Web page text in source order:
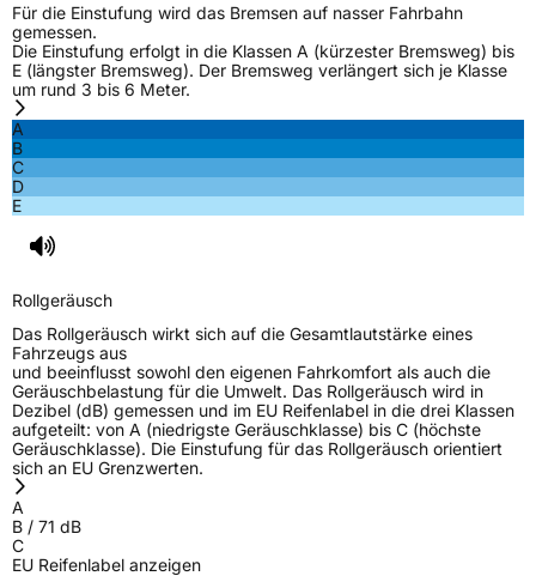
3PMSF / Schneeflockensymbol / Alpine-Symbol Nein
EPREL ID
Allgemeine Produktsicherheit (GPSR)
Für die Einstufung wird das Bremsen auf nasser Fahrbahn
gemessen.
Die Einstufung erfolgt in die Klassen A (kürzester Bremsweg) bis
E (längster Bremsweg). Der Bremsweg verlängert sich je Klasse
um rund 3 bis 6 Meter.
A
B
C
D
E
Rollgeräusch
Das Rollgeräusch wirkt sich auf die Gesamtlautstärke eines
Fahrzeugs aus
und beeinflusst sowohl den eigenen Fahrkomfort als auch die
Geräuschbelastung für die Umwelt. Das Rollgeräusch wird in
Dezibel (dB) gemessen und im EU Reifenlabel in die drei Klassen
aufgeteilt: von A (niedrigste Geräuschklasse) bis C (höchste
Geräuschklasse). Die Einstufung für das Rollgeräusch orientiert
sich an EU Grenzwerten.
A
B / 71 dB
C
EU Reifenlabel anzeigen